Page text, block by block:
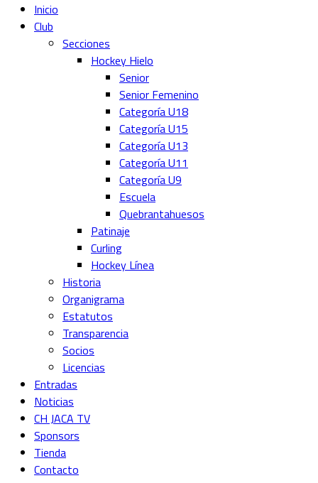
Inicio
Club
Secciones
Hockey Hielo
Senior
Senior Femenino
Categoría U18
Categoría U15
Categoría U13
Categoría U11
Categoría U9
Escuela
Quebrantahuesos
Patinaje
Curling
Hockey Línea
Historia
Organigrama
Estatutos
Transparencia
Socios
Licencias
Entradas
Noticias
CH JACA TV
Sponsors
Tienda
Contacto